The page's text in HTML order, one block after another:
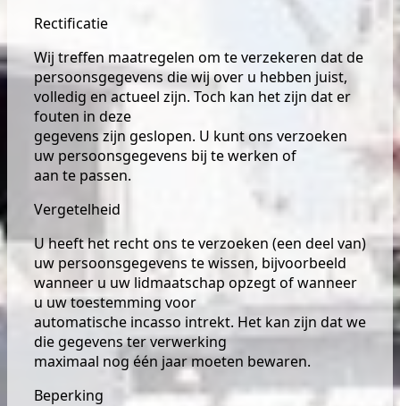
Rectificatie
Wij treffen maatregelen om te verzekeren dat de
persoonsgegevens die wij over u hebben juist,
volledig en actueel zijn. Toch kan het zijn dat er
fouten in deze
gegevens zijn geslopen. U kunt ons verzoeken
uw persoonsgegevens bij te werken of
aan te passen.
Vergetelheid
U heeft het recht ons te verzoeken (een deel van)
uw persoonsgegevens te wissen, bijvoorbeeld
wanneer u uw lidmaatschap opzegt of wanneer
u uw toestemming voor
automatische incasso intrekt. Het kan zijn dat we
die gegevens ter verwerking
maximaal nog één jaar moeten bewaren.
Beperking